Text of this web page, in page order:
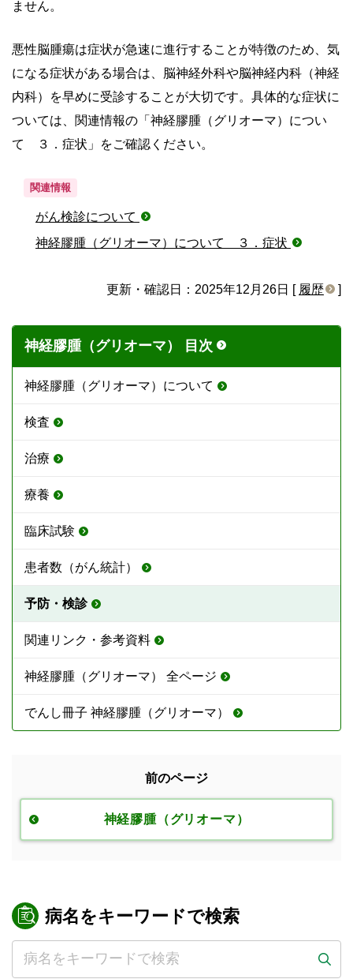
ません。
悪性脳腫瘍は症状が急速に進行することが特徴のため、気
になる症状がある場合は、脳神経外科や脳神経内科（神経
内科）を早めに受診することが大切です。具体的な症状に
ついては、関連情報の「神経膠腫（グリオーマ）につい
て ３．症状」をご確認ください。
関連情報
がん検診について
神経膠腫（グリオーマ）について ３．症状
更新・確認日：2025年12月26日 [ 履歴 ]
神経膠腫（グリオーマ） 目次
神経膠腫（グリオーマ）について
検査
治療
療養
臨床試験
患者数（がん統計）
予防・検診
関連リンク・参考資料
神経膠腫（グリオーマ） 全ページ
でんし冊子 神経膠腫（グリオーマ）
前のページ
神経膠腫（グリオーマ）
病名をキーワードで検索